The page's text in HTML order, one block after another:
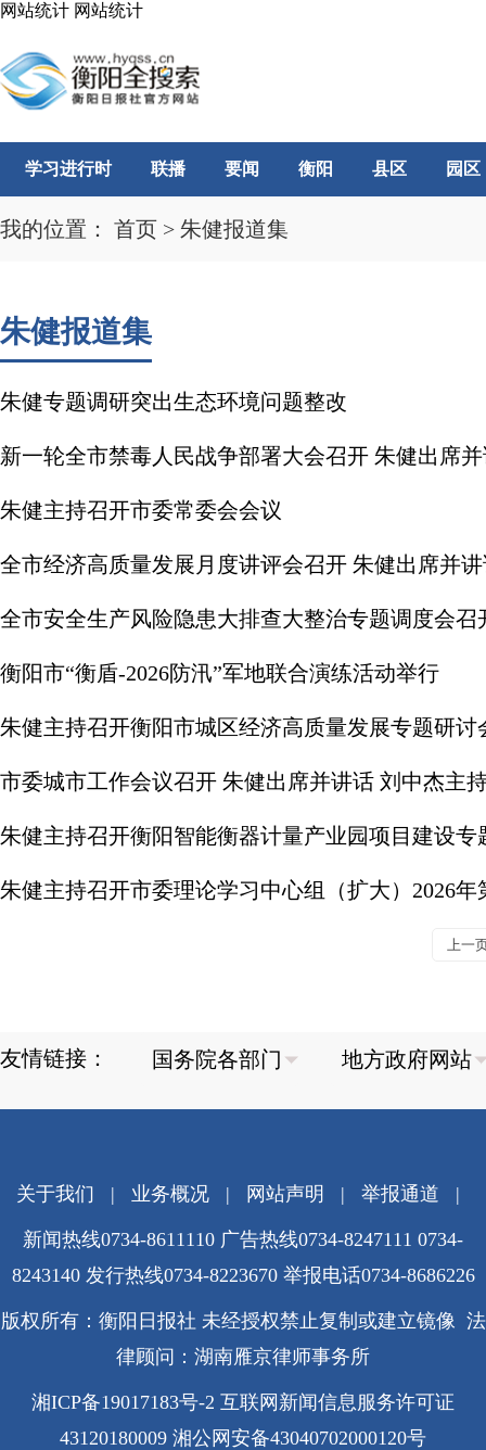
网站统计 网站统计
学习进行时 联播 要闻 衡阳 县区 园区
我的位置： 首页 > 朱健报道集
朱健报道集
朱健专题调研突出生态环境问题整改
新一轮全市禁毒人民战争部署大会召开 朱健出席
朱健主持召开市委常委会会议
全市经济高质量发展月度讲评会召开 朱健出席并
全市安全生产风险隐患大排查大整治专题调度会
衡阳市“衡盾-2026防汛”军地联合演练活动举行
朱健主持召开衡阳市城区经济高质量发展专题研讨
市委城市工作会议召开 朱健出席并讲话 刘中杰主
朱健主持召开衡阳智能衡器计量产业园项目建设专
朱健主持召开​市委理论学习中心组（扩大）2026年
上一
友情链接：
关于我们 | 业务概况| 网站声明 | 举报通道 |
新闻热线0734-8611110 广告热线0734-8247111 0734-
8243140 发行热线0734-8223670 举报电话0734-8686226
版权所有：衡阳日报社 未经授权禁止复制或建立镜像 法
律顾问：湖南雁京律师事务所
湘ICP备19017183号-2 互联网新闻信息服务许可证
43120180009 湘公网安备43040702000120号